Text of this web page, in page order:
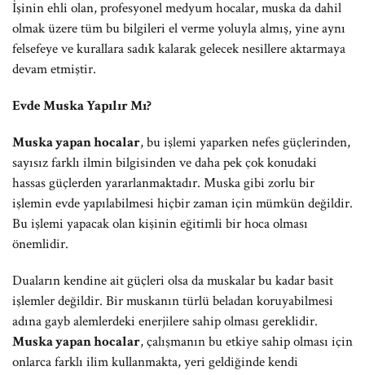
İşinin ehli olan, profesyonel medyum hocalar, muska da dahil
olmak üzere tüm bu bilgileri el verme yoluyla almış, yine aynı
felsefeye ve kurallara sadık kalarak gelecek nesillere aktarmaya
devam etmiştir.
Evde Muska Yapılır Mı?
Muska yapan hocalar, bu işlemi yaparken nefes güçlerinden,
sayısız farklı ilmin bilgisinden ve daha pek çok konudaki
hassas güçlerden yararlanmaktadır. Muska gibi zorlu bir
işlemin evde yapılabilmesi hiçbir zaman için mümkün değildir.
Bu işlemi yapacak olan kişinin eğitimli bir hoca olması
önemlidir.
Duaların kendine ait güçleri olsa da muskalar bu kadar basit
işlemler değildir. Bir muskanın türlü beladan koruyabilmesi
adına gayb alemlerdeki enerjilere sahip olması gereklidir.
Muska yapan hocalar, çalışmanın bu etkiye sahip olması için
onlarca farklı ilim kullanmakta, yeri geldiğinde kendi